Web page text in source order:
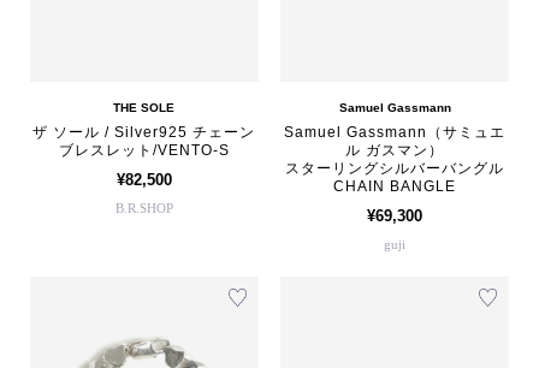
THE SOLE
ザ ソール / Silver925 チェーン
ブレスレット/VENTO-S
¥82,500
B.R.SHOP
Samuel Gassmann
Samuel Gassmann（サミュエ
ル ガスマン）
スターリングシルバーバングル
CHAIN BANGLE
¥69,300
guji